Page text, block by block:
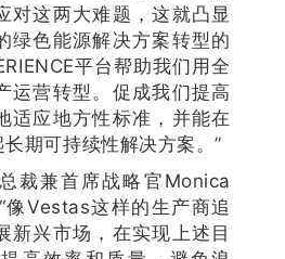
对这两大难题，这就凸显
绿色能源解决方案转型的
平台帮助我们用全
运营转型。促成我们提高
适应地方性标准，并能在
期可持续性解决方案。”
裁兼首席战略官Monica
Vestas这样的生产商追
新兴市场，在实现上述目